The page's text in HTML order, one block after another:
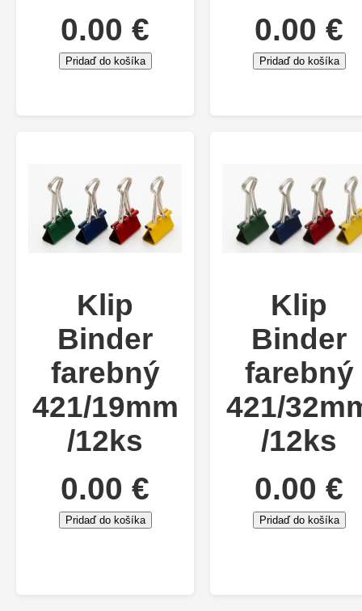
0.00 €
Pridaď do košíka
0.00 €
Pridaď do košíka
Klip
Binder
farebný
421/19mm
/12ks
0.00 €
Pridaď do košíka
Klip
Binder
farebný
421/
/12ks
0.00 €
Pridaď do košíka